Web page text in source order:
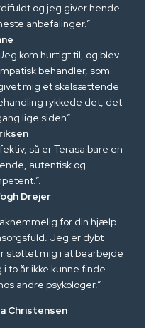
og jeg giver hende
anbefalinger.”
kom hurtigt til, og blev
behandler, som
mig et skelsættende
rykkede det, det
lige siden”
så er Terasa bare en
autentisk og
Drejer
for din hjælp.
Jeg er dybt
støttet mig i at bearbejde
to år ikke kunne finde
andre psykologer.”
Christensen